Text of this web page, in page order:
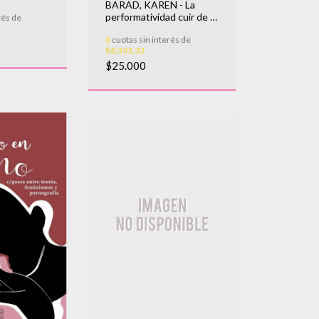
PRde
BARAD, KAREN - La
performatividad cuir de la
3cuotas sin interés de
$8.333,33
$25.000